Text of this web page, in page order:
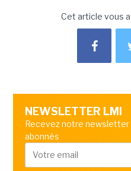
Cet article vous a
NEWSLETTER LMI
Recevez notre
abonnés